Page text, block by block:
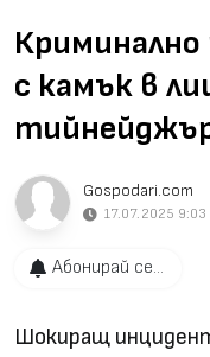
с камък в
Gospodari.com
17.07.2025 9:03
Абонирай се...
Шокиращ